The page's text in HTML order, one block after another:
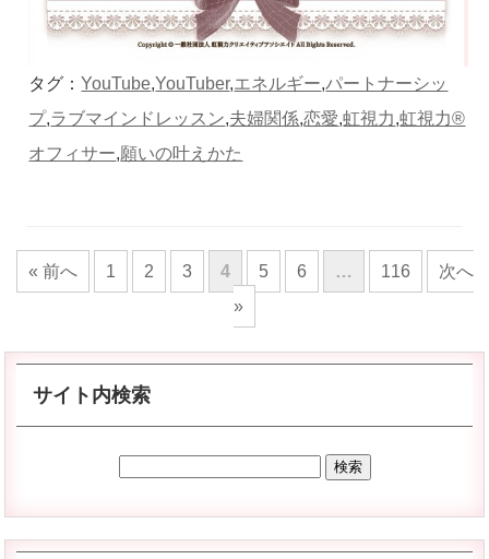
タグ：YouTube,YouTuber,エネルギー,パートナーシッ
プ,ラブマインドレッスン,夫婦関係,恋愛,虹視力,虹視力®︎
オフィサー,願いの叶えかた
« 前へ 1 2 3 4 5 6 … 116
次へ
»
サイト内検索